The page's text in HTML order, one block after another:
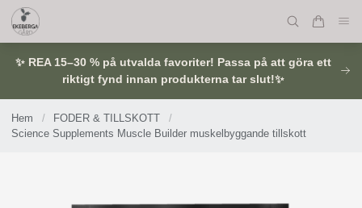
✨ REA 15–30 % på utvalda favoriter! Passa på att göra ett
riktigt fynd innan produkterna tar slut!✨
Hem / FODER & TILLSKOTT
/
Science Supplements Muscle Builder muskelbyggande tillskott